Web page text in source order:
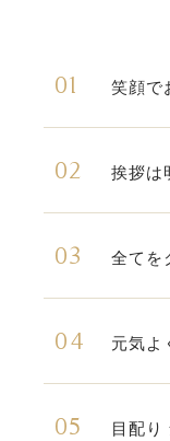
01 笑顔で
02 挨拶は
03 全てを
04 元気よ
05 目配り